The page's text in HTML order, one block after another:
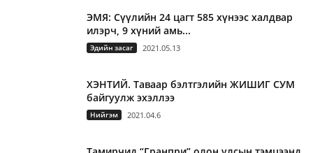
ЭМЯ: Сүүлийн 24 цагт 585 хүнээс халдвар
илэрч, 9 хүний амь...
Эдийн засаг 2021.05.13
ХЭНТИЙ. Таваар бэлтгэлийн ЖИШИГ СУМ
байгуулж эхэллээ
Нийгэм 2021.04.6